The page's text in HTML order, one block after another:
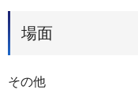
場面
その他